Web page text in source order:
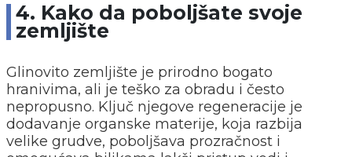
4. Kako da poboljšate svoje
zemljište
Glinovito zemljište je prirodno bogato
hranivima, ali je teško za obradu i često
nepropusno. Ključ njegove regeneracije je
dodavanje organske materije, koja razbija
velike grudve, poboljšava prozračnost i